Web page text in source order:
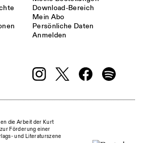
Download-Bereich
Mein Abo
Persönliche Daten
Anmelden
die Arbeit der Kurt
Förderung einer
und Literaturszene